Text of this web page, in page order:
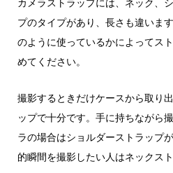
プのタイプがあり、長さも違いま
のように使っているかによってス
めてください。
撮影するときだけケースから取り
ップで十分です。手に持ちながら
ラの場合はショルダーストラップ
的瞬間を撮影したい人はネックス